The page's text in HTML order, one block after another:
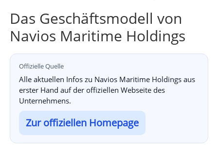
Das Geschäftsmodell von
Navios Maritime Holdings
Offizielle Quelle
Alle aktuellen Infos zu Navios Maritime Holdings aus
erster Hand auf der offiziellen Webseite des
Unternehmens.
Zur offiziellen Homepage